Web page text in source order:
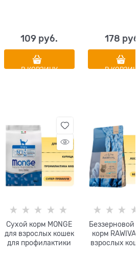
109 руб.
В КОРЗИНУ
178
В
Сухой корм MONGE
для взрослых кошек
для профилактики
Беззерновой
корм
взрослых